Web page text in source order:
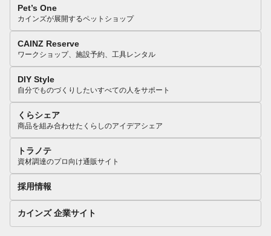
Pet’s One
カインズが展開するペットショップ
CAINZ Reserve
ワークショップ、施設予約、工具レンタル
DIY Style
自分でものづくりしたいすべての人をサポート
くらシェア
商品を組み合わせたくらしのアイデアシェア
トラノテ
資材調達のプロ向け通販サイト
採用情報
カインズ 企業サイト